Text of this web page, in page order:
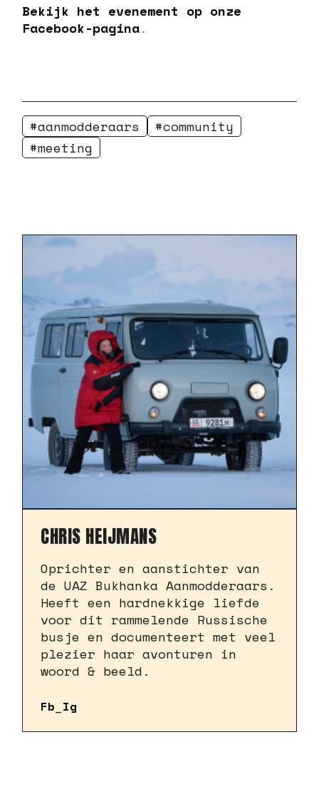
Bekijk het evenement op onze
Facebook-pagina.
aanmodderaars
community
meeting
CHRIS HEIJMANS
Oprichter en aanstichter van
de UAZ Bukhanka Aanmodderaars.
Heeft een hardnekkige liefde
voor dit rammelende Russische
busje en documenteert met veel
plezier haar avonturen in
woord & beeld.
Fb Ig